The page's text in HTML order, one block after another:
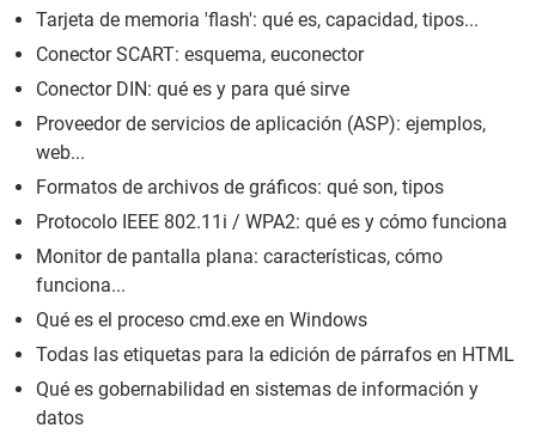
Tarjeta de memoria 'flash': qué es, capacidad, tipos...
Conector SCART: esquema, euconector
Conector DIN: qué es y para qué sirve
Proveedor de servicios de aplicación (ASP): ejemplos,
web...
Formatos de archivos de gráficos: qué son, tipos
Protocolo IEEE 802.11i / WPA2: qué es y cómo funciona
Monitor de pantalla plana: características, cómo
funciona...
Qué es el proceso cmd.exe en Windows
Todas las etiquetas para la edición de párrafos en HTML
Qué es gobernabilidad en sistemas de información y
datos